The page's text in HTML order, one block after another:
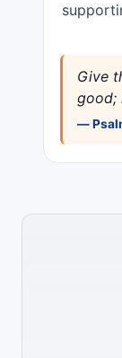
Give
good;
—